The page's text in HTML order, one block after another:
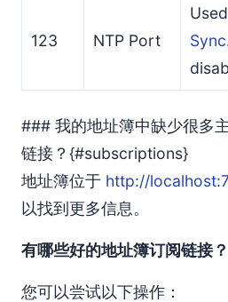
123 NTP Port
Sync
### 我的地址簿中缺少很多
链接？{#subscriptions}
地址簿位于 http://
以找到更多信息。
有哪些好的地址簿订阅链接？
您可以尝试以下操作：